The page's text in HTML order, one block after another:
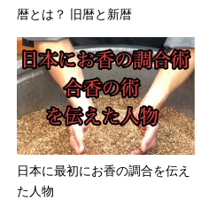
暦とは？ 旧暦と新暦
日本に最初にお香の調合を伝え
た人物